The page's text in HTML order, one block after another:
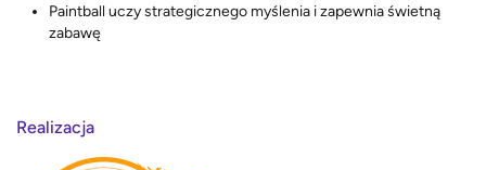
Paintball uczy strategicznego myślenia i zapewnia świetną
zabawę
Realizacja